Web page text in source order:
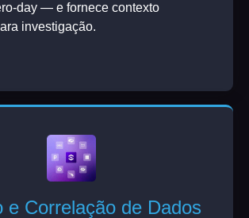
day — e fornece contexto
investigação.
e Correlação de Dados